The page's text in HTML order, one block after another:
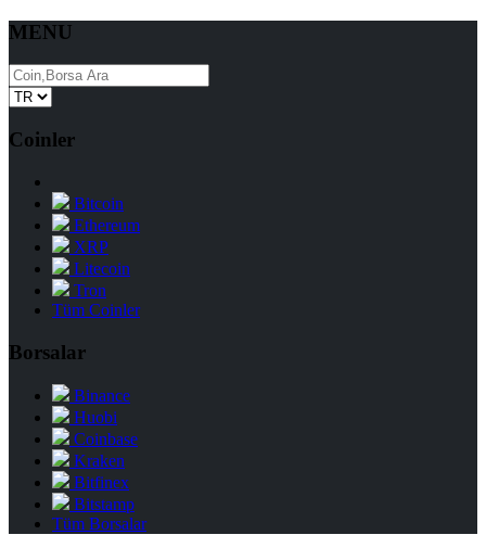
MENU
Coinler
Bitcoin
Ethereum
XRP
Litecoin
Tron
Tüm Coinler
Borsalar
Binance
Huobi
Coinbase
Kraken
Bitfinex
Bitstamp
Tüm Borsalar